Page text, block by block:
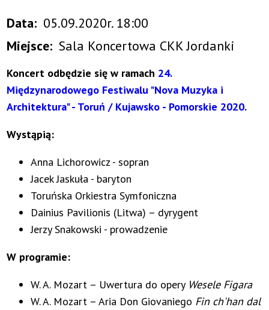
Data
05.09.2020r. 18:00
Miejsce Sala Koncertowa CKK Jordanki
Koncert odbędzie się w ramach 24.
Międzynarodowego Festiwalu "Nova Muzyka i
Architektura" - Toruń / Kujawsko - Pomorskie 2020.
Wystąpią:
Anna Lichorowicz - sopran
Jacek Jaskuła - baryton
Toruńska Orkiestra Symfoniczna
Dainius Pavilionis (Litwa) – dyrygent
Jerzy Snakowski - prowadzenie
W programie:
W. A. Mozart – Uwertura do opery Wesele Figara
W. A. Mozart – Aria Don Giovaniego Fin ch'han dal